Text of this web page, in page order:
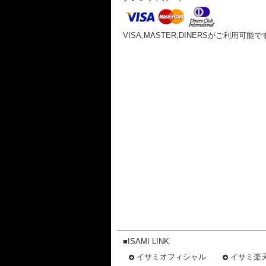
VISA,MASTER,DINERSがご利用可能で
■ISAMI LINK
イサミオフィシャル
イサミ楽